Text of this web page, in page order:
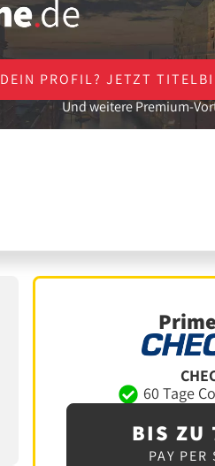
DEIN PROFIL? JETZT
Und weitere Premium-
60 Tage
BIS ZU
PAY PER